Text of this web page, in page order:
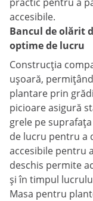
accesibile.
Bancul de olărit
optime de lucru
Construcția
ușoară,
plantare prin
picioare asigură
grele pe
de lucru pentru a
accesibile pentru
deschis permite
și în timpul
Masa pentru